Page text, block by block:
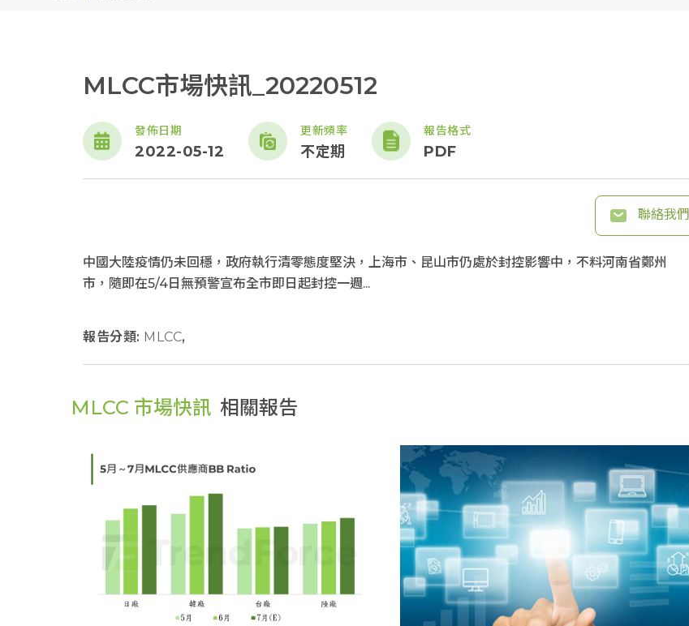
MLCC市場快訊_20220512
發佈日期
2022-05-12
更新頻率
不定期
報告格式
PDF
聯絡我們
中國大陸疫情仍未回穩，政府執行清零態度堅決，上海市、昆山市仍處於封控影響中，不料河南省鄭州
市，隨即在5/4日無預警宣布全市即日起封控一週...
報告分類: MLCC,
MLCC 市場快訊 相關報告